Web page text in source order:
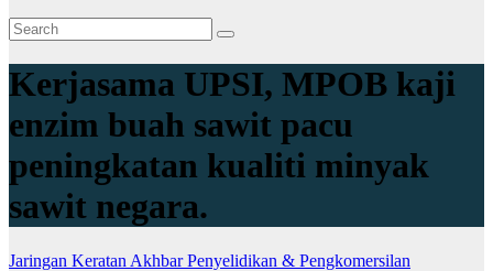
Kerjasama UPSI, MPOB kaji
enzim buah sawit pacu
peningkatan kualiti minyak
sawit negara.
Jaringan Keratan AkhbarPenyelidikan & Pengkomersilan